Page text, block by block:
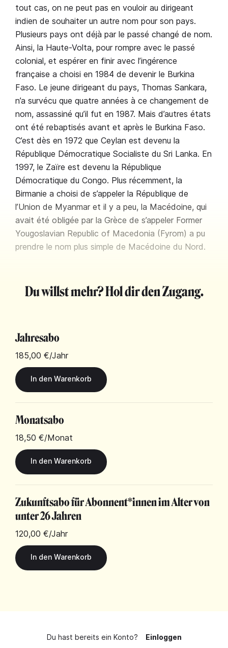
tout cas, on ne peut pas en vouloir au dirigeant
indien de souhaiter un autre nom pour son pays.
Plusieurs pays ont déjà par le passé changé de nom.
Ainsi, la Haute-Volta, pour rompre avec le passé
colonial, et espérer en finir avec l’ingérence
française a choisi en 1984 de devenir le Burkina
Faso. Le jeune dirigeant du pays, Thomas Sankara,
n’a survécu que quatre années à ce changement de
nom, assassiné qu’il fut en 1987. Mais d’autres états
ont été rebaptisés avant et après le Burkina Faso.
C’est dès en 1972 que Ceylan est devenu la
République Démocratique Socialiste du Sri Lanka. En
1997, le Zaïre est devenu la République
Démocratique du Congo. Plus récemment, la
Birmanie a choisi de s’appeler la République de
l’Union de Myanmar et il y a peu, la Macédoine, qui
avait été obligée par la Grèce de s’appeler Former
Yougoslavian Republic of Macedonia (Fyrom) a pu
prendre le nom plus simple de Macédoine du Nord.
Du willst mehr? Hol dir den Zugang.
Jahresabo
185,00 €/Jahr
Monatsabo
18,50 €/Monat
Zukunftsabo für Abonnent*innen im Alter von
unter 26 Jahren
120,00 €/Jahr
Du hast bereits ein Konto? Einloggen